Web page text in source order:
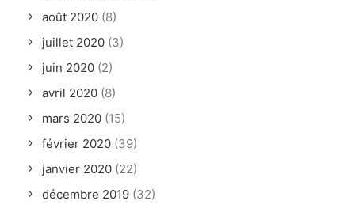
août 2020 (8)
juillet 2020 (3)
juin 2020 (2)
avril 2020 (8)
mars 2020 (15)
février 2020 (39)
janvier 2020 (22)
décembre 2019 (32)